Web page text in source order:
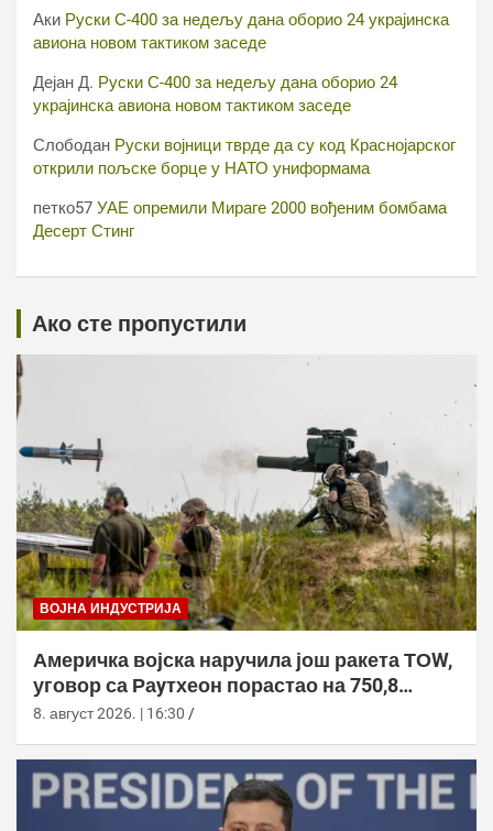
Аки Руски С-400 за недељу дана оборио 24 украјинска
авиона новом тактиком заседе
Дејан Д. Руски С-400 за недељу дана оборио 24
украјинска авиона новом тактиком заседе
Слободан Руски војници тврде да су код Краснојарског
открили пољске борце у НАТО униформама
петко57 УАЕ опремили Мираге 2000 вођеним бомбама
Десерт Стинг
Ако сте пропустили
ВОЈНА ИНДУСТРИЈА
Америчка војска наручила још ракета ТОW,
уговор са Раyтхеон порастао на 750,8
милиона долара
8. август 2026. | 16:30